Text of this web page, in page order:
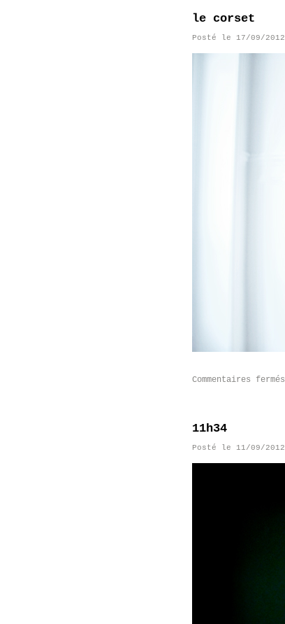
le corset
Posté le 17/09/2012
Commentaires fermés
11h34
Posté le 11/09/2012